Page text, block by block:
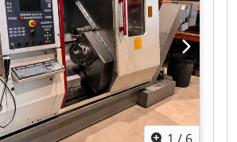
Y-Achse: 110 mm,
Achse:830 mm, Eilgang X-Achse:
Y-Achse:10 m/min, Eilgang Z-
, Art des Eingangsstroms:
81 mm,
2.170 mm, Gesamtlänge:4.400
2.100 mm, Gesamtgewicht:
254 mm